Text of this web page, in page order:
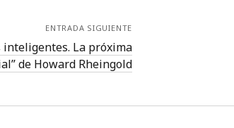
ENTRADA SIGUIENTE
La próxima
de Howard Rheingold